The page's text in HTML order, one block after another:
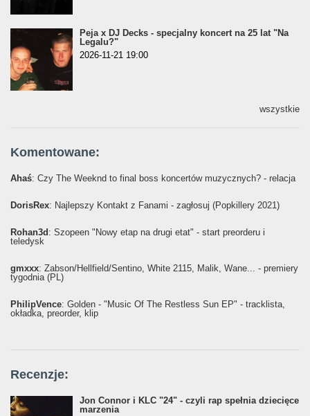
Peja x DJ Decks - specjalny koncert na 25 lat "Na
Legalu?"
2026-11-21 19:00
wszystkie
Komentowane:
Ahaś: Czy The Weeknd to final boss koncertów muzycznych? - relacja
DorisRex: Najlepszy Kontakt z Fanami - zagłosuj (Popkillery 2021)
Rohan3d : Szopeen "Nowy etap na drugi etat" - start preorderu i
teledysk
gmxxx: Żabson/Hellfield/Sentino, White 2115, Malik, Wane... - premiery
tygodnia (PL)
PhilipVence: Golden - "Music Of The Restless Sun EP" - tracklista,
okładka, preorder, klip
Recenzje:
Jon Connor i KLC "24" - czyli rap spełnia dziecięce
marzenia